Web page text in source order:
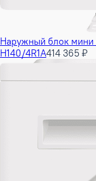
Наружный блок мини
H140/4R1A414 365 ₽